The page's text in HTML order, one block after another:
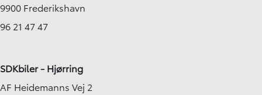
9900 Frederikshavn
96 21 47 47
SDKbiler - Hjørring
AF Heidemanns Vej 2